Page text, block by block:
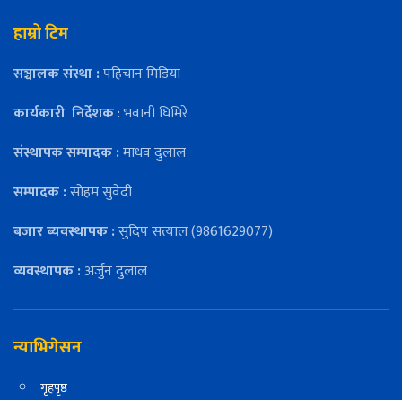
हाम्रो टिम
सञ्चालक संस्था :पहिचान मिडिया
कार्यकारी निर्देशक: भवानी घिमिरे
संस्थापक सम्पादक :माधव दुलाल
सम्पादक :सोहम सुवेदी
बजार ब्यवस्थापक :सुदिप सत्याल (9861629077)
व्यवस्थापक :अर्जुन दुलाल
न्याभिगेसन
गृहपृष्ठ